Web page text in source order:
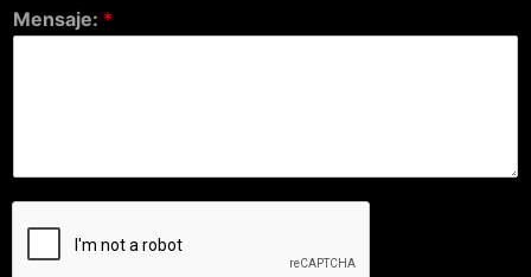
Mensaje: *